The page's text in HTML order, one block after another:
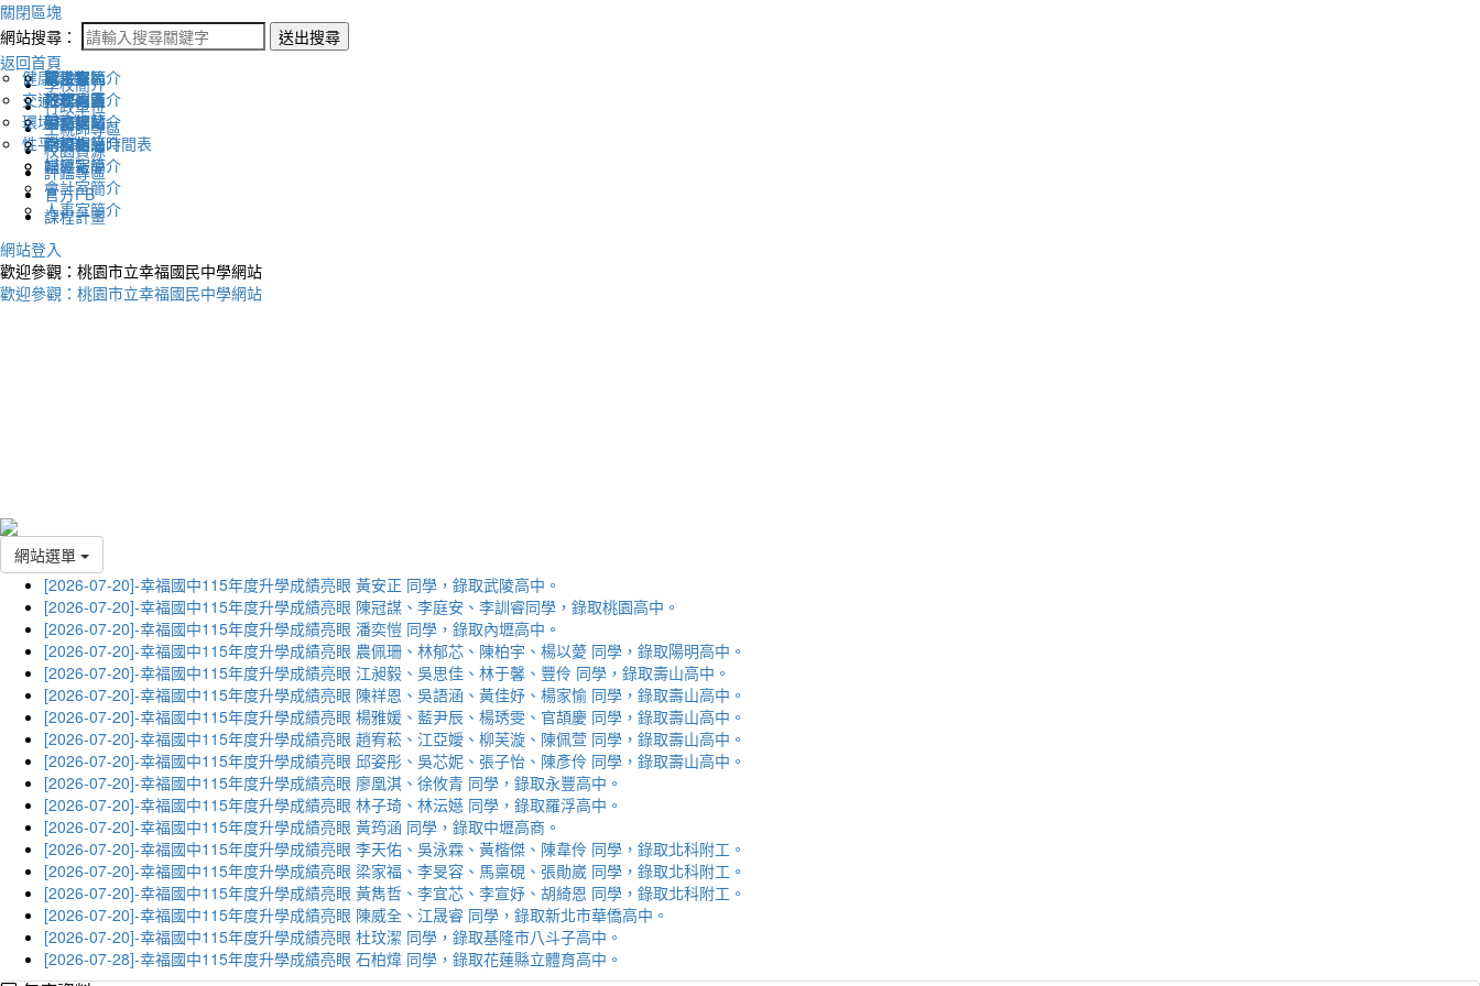
關閉區塊
網站搜尋：
送出搜尋
返回首頁
學校簡介
認識幸福
地理位置
英文網站
幸福相簿
媒體報導
行政單位
校長室簡介
教務處簡介
學務處簡介
總務處簡介
輔導室簡介
會計室簡介
人事室簡介
生親師專區
新生專區
升學專區
圖書館藏
學校作息時間表
校園資源
電子報
下載列表
評鑑專區
健康促進
交通安全
環境教育
性平教育
官方FB
課程計畫
網站登入
歡迎參觀：桃園市立幸福國民中學網站
歡迎參觀：桃園市立幸福國民中學網站
網站選單
[2026-07-20]-幸福國中115年度升學成績亮眼 黃安正 同學，錄取武陵高中。
[2026-07-20]-幸福國中115年度升學成績亮眼 陳冠謀、李庭安、李訓睿同學，錄取桃園高中。
[2026-07-20]-幸福國中115年度升學成績亮眼 潘奕愷 同學，錄取內壢高中。
[2026-07-20]-幸福國中115年度升學成績亮眼 農佩珊、林郁芯、陳柏宇、楊以薆 同學，錄取陽明高中。
[2026-07-20]-幸福國中115年度升學成績亮眼 江昶毅、吳思佳、林于馨、豐伶 同學，錄取壽山高中。
[2026-07-20]-幸福國中115年度升學成績亮眼 陳祥恩、吳語涵、黃佳妤、楊家愉 同學，錄取壽山高中。
[2026-07-20]-幸福國中115年度升學成績亮眼 楊雅媛、藍尹辰、楊琇雯、官頡慶 同學，錄取壽山高中。
[2026-07-20]-幸福國中115年度升學成績亮眼 趙宥菘、江亞嬡、柳芙漩、陳佩萱 同學，錄取壽山高中。
[2026-07-20]-幸福國中115年度升學成績亮眼 邱姿彤、吳芯妮、張子怡、陳彥伶 同學，錄取壽山高中。
[2026-07-20]-幸福國中115年度升學成績亮眼 廖凰淇、徐攸青 同學，錄取永豐高中。
[2026-07-20]-幸福國中115年度升學成績亮眼 林子琦、林沄嬨 同學，錄取羅浮高中。
[2026-07-20]-幸福國中115年度升學成績亮眼 黃筠涵 同學，錄取中壢高商。
[2026-07-20]-幸福國中115年度升學成績亮眼 李天佑、吳泳霖、黃楷傑、陳韋伶 同學，錄取北科附工。
[2026-07-20]-幸福國中115年度升學成績亮眼 梁家福、李旻容、馬稟硯、張勛崴 同學，錄取北科附工。
[2026-07-20]-幸福國中115年度升學成績亮眼 黃雋哲、李宜芯、李宣妤、胡綺恩 同學，錄取北科附工。
[2026-07-20]-幸福國中115年度升學成績亮眼 陳威全、江晟睿 同學，錄取新北市華僑高中。
[2026-07-20]-幸福國中115年度升學成績亮眼 杜玟潔 同學，錄取基隆市八斗子高中。
[2026-07-28]-幸福國中115年度升學成績亮眼 石柏煒 同學，錄取花蓮縣立體育高中。